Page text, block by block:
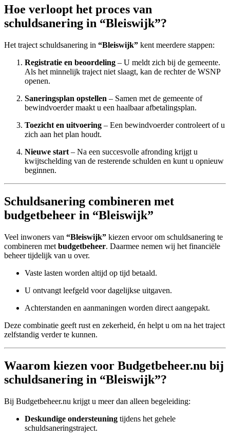
Hoe verloopt het proces van
schuldsanering in “Bleiswijk”?
Het traject schuldsanering in “Bleiswijk” kent meerdere stappen:
Registratie en beoordeling – U meldt zich bij de gemeente.
Als het minnelijk traject niet slaagt, kan de rechter de WSNP
openen.
Saneringsplan opstellen – Samen met de gemeente of
bewindvoerder maakt u een haalbaar afbetalingsplan.
Toezicht en uitvoering – Een bewindvoerder controleert of u
zich aan het plan houdt.
Nieuwe start – Na een succesvolle afronding krijgt u
kwijtschelding van de resterende schulden en kunt u opnieuw
beginnen.
Schuldsanering combineren met
budgetbeheer in “Bleiswijk”
Veel inwoners van “Bleiswijk” kiezen ervoor om schuldsanering te
combineren met budgetbeheer. Daarmee nemen wij het financiële
beheer tijdelijk van u over.
Vaste lasten worden altijd op tijd betaald.
U ontvangt leefgeld voor dagelijkse uitgaven.
Achterstanden en aanmaningen worden direct aangepakt.
Deze combinatie geeft rust en zekerheid, én helpt u om na het traject
zelfstandig verder te kunnen.
Waarom kiezen voor Budgetbeheer.nu bij
schuldsanering in “Bleiswijk”?
Bij Budgetbeheer.nu krijgt u meer dan alleen begeleiding:
Deskundige ondersteuning tijdens het gehele
schuldsaneringstraject.